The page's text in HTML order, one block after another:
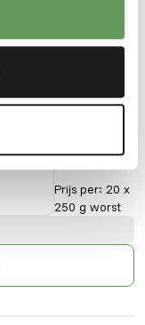
Cat
20435
Prijs per: 20 x
250 g worst